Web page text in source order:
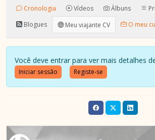
Cronologia Vídeos Álbuns
Blogues
Meu viajante CV O meu
Você deve entrar para ver mais detalhes
Iniciar sessão Registe-se